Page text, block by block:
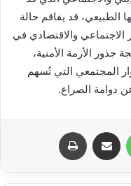
الطبيعي، قد يفاقم حالة
الاجتماعي والاقتصادي في
جذور الأزمة الأمنية،
المجتمعي التي تُسهم
دوامة الصراع.
واتساب مشاركة عبر البريد